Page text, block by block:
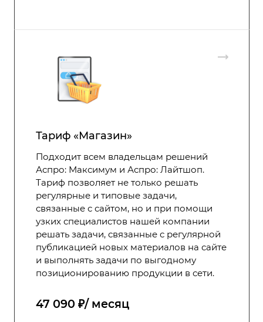
Тариф «Магазин»
Подходит всем владельцам решений
Аспро: Максимум и Аспро: Лайтшоп.
Тариф позволяет не только решать
регулярные и типовые задачи,
связанные с сайтом, но и при помощи
узких специалистов нашей компании
решать задачи, связанные с регулярной
публикацией новых материалов на сайте
и выполнять задачи по выгодному
позиционированию продукции в сети.
47 090 ₽/ месяц